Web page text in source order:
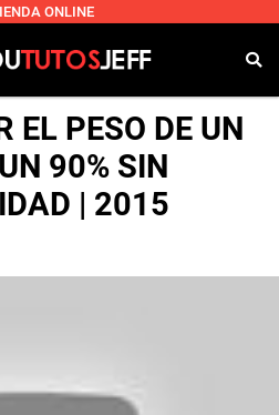
ONLINE
EL PESO DE UN
90% SIN
| 2015